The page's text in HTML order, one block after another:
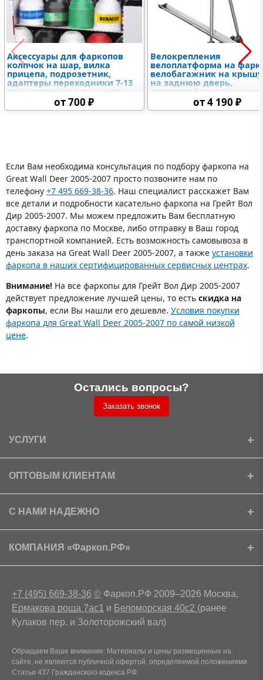
Аксессуары для фаркопов
колпчок на шар, вилка
прицепа, подрозетник,
адаптеры переходники 7-13
пин, различные варианты
крюков и американских
вставок, замковое
от 700 ₽
Велокрепления
велоплатформа на
велобагажник на
на заднюю дверь,
мотоплатформы и
на фаркопот 4 190 ₽
Если Вам необходима консультация по подбору фаркопа на
Great Wall Deer 2005-2007 просто позвоните нам по
телефону +7 495 669-38-36. Наш специалист расскажет Вам
все детали и подробности касательно фаркопа на Грейт Вол
Дир 2005-2007. Мы можем предложить Вам бесплатную
доставку фаркопа по Москве, либо отправку в Ваш город
транспортной компанией. Есть возможность самовывоза в
день заказа на Great Wall Deer 2005-2007, а также установки
фаркопа в наших сертифицированных сервисных центрах.
Внимание! На все фаркопы для Грейт Вол Дир 2005-2007
действует предложение лучшей цены, то есть скидка на
фаркопы, если Вы нашли его дешевле. Условия покупки
фаркопа для Great Wall Deer 2005-2007 по самой низкой
цене.
Остались вопросы?
Заказать звонок
УСЛУГИ
Установка
Доставка
ОПТОВЫМ КЛИЕНТАМ
Ищем партнеров
Скачать прайс
С НАМИ НАДЕЖНО
Сертификаты
Условия возврата
КОМПАНИЯ «Фаркоп.РФ»
+7 (495) 669-38-36 © Фаркоп.РФ 2009–2026 Москва,
Ермакова роща 7ас1 и Беломорская 40с2 (ранее
Кулаков пер. и Золоторожский вал)
Обращаем Ваше внимание: Материалы и цены размещенные на
сайте, не являются публичной офертой, определяемой положениями
Статьи 437 Гражданского кодекса РФ.